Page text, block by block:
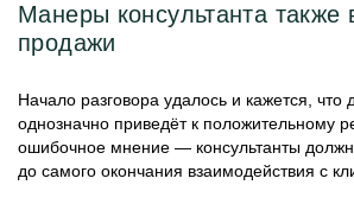
Манеры консультанта также
продажи
Начало разговора удалось и кажется,
однозначно приведёт к положительному
ошибочное мнение — консультанты
до самого окончания взаимодействия с